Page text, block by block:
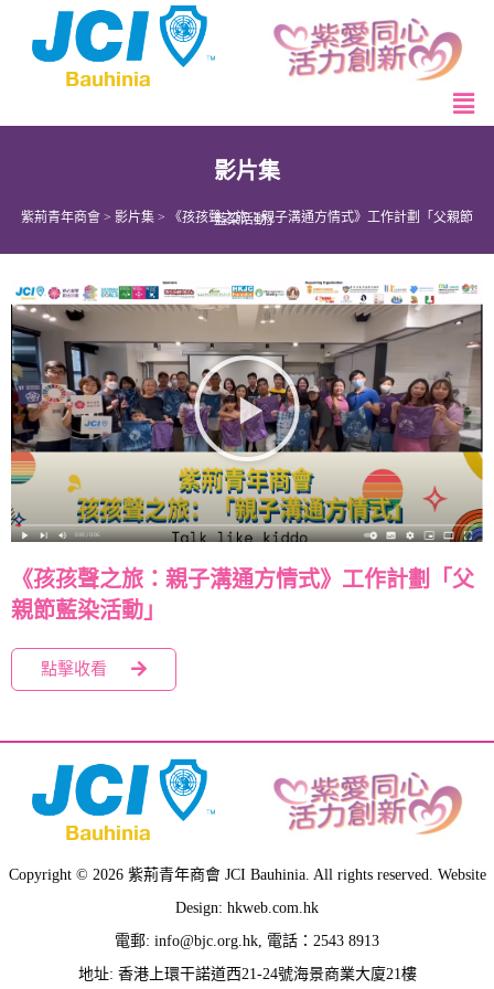
影片集
紫荊青年商會 > 影片集 > 《孩孩聲之旅：親子溝通方情式》工作計劃「父親節藍染活動」
《孩孩聲之旅：親子溝通方情式》工作計劃「父
親節藍染活動」
點擊收看
Copyright © 2026 紫荊青年商會 JCI Bauhinia. All rights reserved. Website
Design: hkweb.com.hk
電郵: info@bjc.org.hk, 電話：2543 8913
地址: 香港上環干諾道西21-24號海景商業大廈21樓